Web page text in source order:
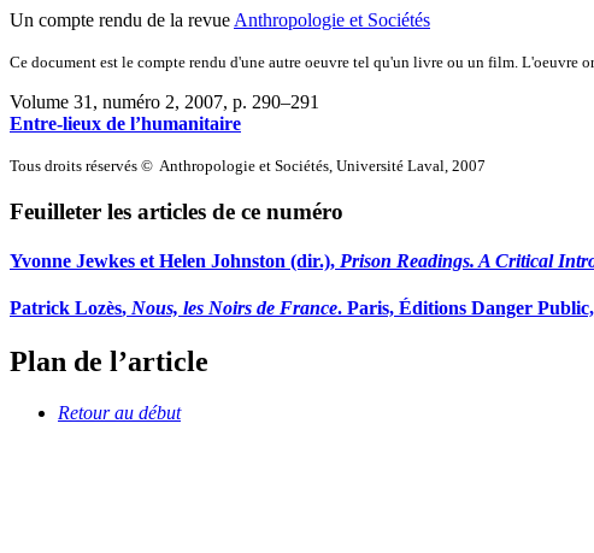
Un compte rendu de la revue Anthropologie et Sociétés
Ce document est le compte rendu d'une autre oeuvre tel qu'un livre ou un film. L'oeuvre
Volume 31, numéro 2, 2007, p. 290–291
Entre-lieux de l’humanitaire
Tous droits réservés © Anthropologie et Sociétés, Université Laval, 2007
Feuilleter les articles de ce numéro
Yvonne Jewkes et Helen Johnston (dir.), Prison Readings. A Critical
Patrick Lozès, Nous, les Noirs de France. Paris, Éditions Danger
Plan de l’article
Retour au début